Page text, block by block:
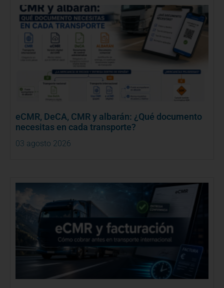
eCMR, DeCA, CMR y albarán: ¿Qué documento
necesitas en cada transporte?
03 agosto 2026